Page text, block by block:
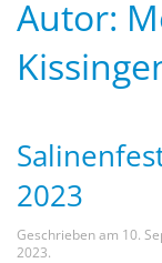
Autor:
2023
Geschrieben am 10.
2023.